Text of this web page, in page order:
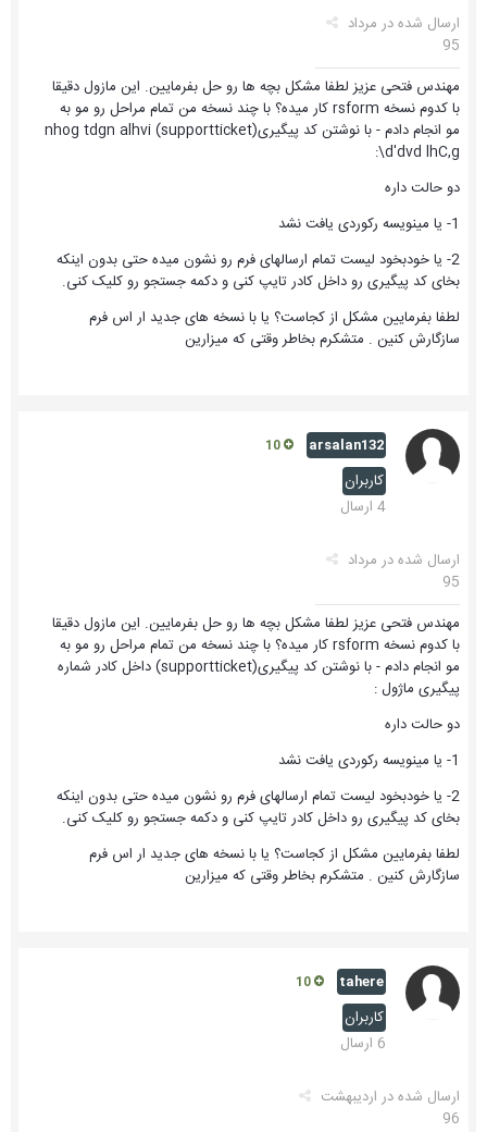
ارسال شده در مرداد
95
مهندس فتحی عزیز لطفا مشکل بچه ها رو حل بفرمایین. این مازول دقیقا
با کدوم نسخه rsform کار میده؟ با چند نسخه من تمام مراحل رو مو به
مو انجام دادم - با نوشتن کد پیگیری(supportticket) nhog tdgn alhvi
\d'dvd lhC,g:
دو حالت داره
1- یا مینویسه رکوردی یافت نشد
2- یا خودبخود لیست تمام ارسالهای فرم رو نشون میده حتی بدون اینکه
بخای کد پیگیری رو داخل کادر تایپ کنی و دکمه جستجو رو کلیک کنی.
لطفا بفرمایین مشکل از کجاست؟ یا با نسخه های جدید ار اس فرم
سازگارش کنین . متشکرم بخاطر وقتی که میزارین
arsalan132
کاربران
4 ارسال
ارسال شده در مرداد
95
مهندس فتحی عزیز لطفا مشکل بچه ها رو حل بفرمایین. این مازول دقیقا
با کدوم نسخه rsform کار میده؟ با چند نسخه من تمام مراحل رو مو به
مو انجام دادم - با نوشتن کد پیگیری(supportticket) داخل کادر شماره
پیگیری ماژول :
دو حالت داره
1- یا مینویسه رکوردی یافت نشد
2- یا خودبخود لیست تمام ارسالهای فرم رو نشون میده حتی بدون اینکه
بخای کد پیگیری رو داخل کادر تایپ کنی و دکمه جستجو رو کلیک کنی.
لطفا بفرمایین مشکل از کجاست؟ یا با نسخه های جدید ار اس فرم
سازگارش کنین . متشکرم بخاطر وقتی که میزارین
tahere
کاربران
6 ارسال
ارسال شده در اردیبهشت
96